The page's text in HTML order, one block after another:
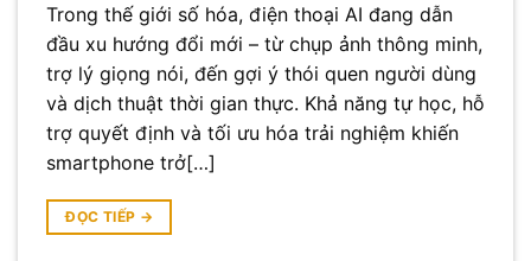
Trong thế giới số hóa, điện thoại AI đang dẫn
đầu xu hướng đổi mới – từ chụp ảnh thông minh,
trợ lý giọng nói, đến gợi ý thói quen người dùng
và dịch thuật thời gian thực. Khả năng tự học, hỗ
trợ quyết định và tối ưu hóa trải nghiệm khiến
smartphone trở[…]
ĐỌC TIẾP →